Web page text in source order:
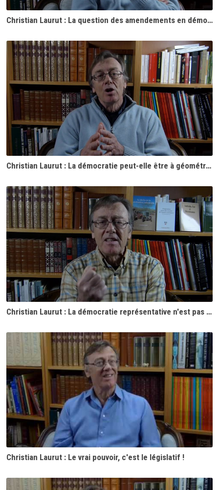
Christian Laurut : La question des amendements en démocratie directe
Christian Laurut : La démocratie peut-elle être à géométrie variable ?
Christian Laurut : La démocratie représentative n'est pas représentative
Christian Laurut : Le vrai pouvoir, c'est le législatif !